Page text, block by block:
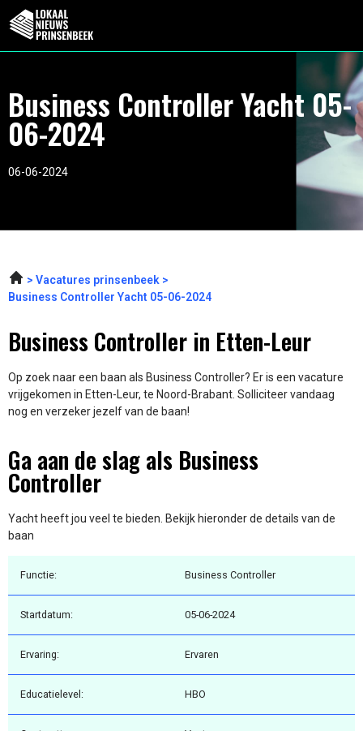
Business Controller Yacht 05-
06-2024
06-06-2024
Vacatures prinsenbeek
Business Controller Yacht 05-06-2024
Business Controller in Etten-Leur
Op zoek naar een baan als Business Controller? Er is een vacature
vrijgekomen in Etten-Leur, te Noord-Brabant. Solliciteer vandaag
nog en verzeker jezelf van de baan!
Ga aan de slag als Business
Controller
Yacht heeft jou veel te bieden. Bekijk hieronder de details van de
baan
Functie: Business Controller
Startdatum: 05-06-2024
Ervaring: Ervaren
Educatielevel: HBO